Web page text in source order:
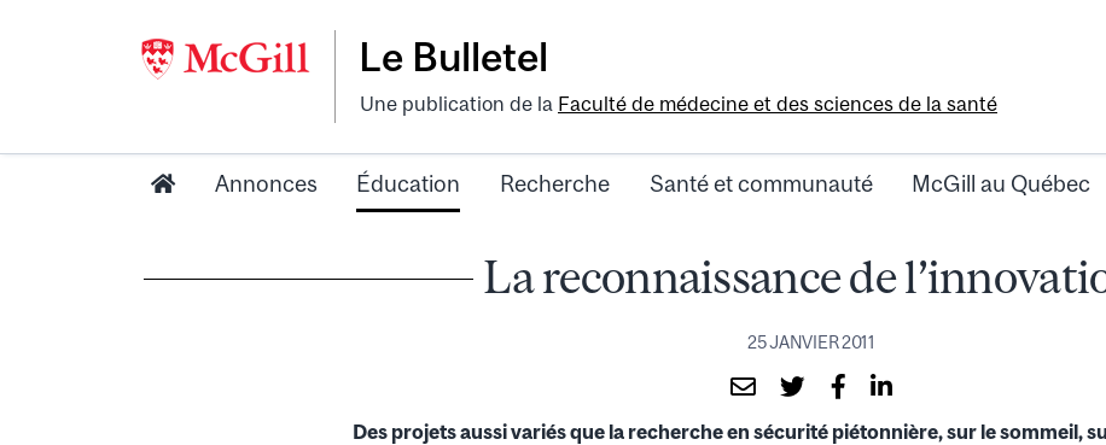
Le Bulletel
Une publication de la Faculté de médecine et des sciences de la santé
Annonces Éducation Recherche Santé et communauté McGill au Québec
La reconnaissance de
25 JANVIER 2011
Des projets aussi variés que la recherche en sécurité piétonnière, sur le sommeil,